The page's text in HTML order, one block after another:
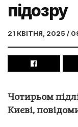
підозру
21 КВІТНЯ, 2025 /
Чотирьом
Києві,